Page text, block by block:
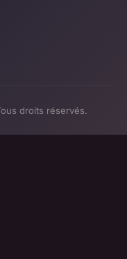
droits réservés.